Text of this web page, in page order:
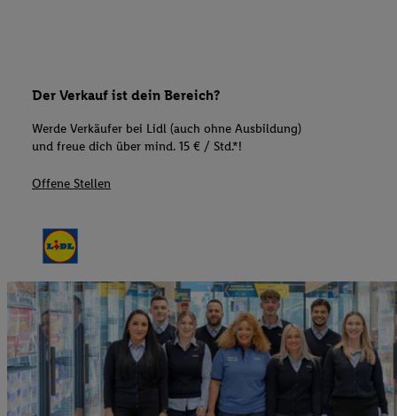
Der Verkauf ist dein Bereich?
Werde Verkäufer bei Lidl (auch ohne Ausbildung)
und freue dich über mind. 15 € / Std.*!
Offene Stellen